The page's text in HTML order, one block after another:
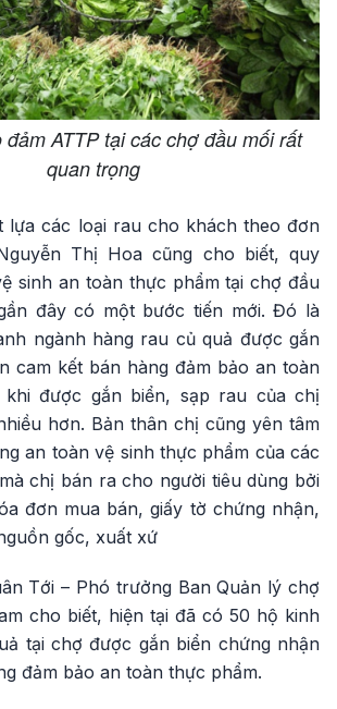
đảm ATTP tại các chợ đầu mối rất
quan trọng
lựa các loại rau cho khách theo đơn
Thị Hoa cũng cho biết, quy
sinh an toàn thực phẩm tại chợ đầu
đây có một bước tiến mới. Đó là
ngành hàng rau củ quả được gắn
cam kết bán hàng đảm bảo an toàn
được gắn biển, sạp rau của chị
hơn. Bản thân chị cũng yên tâm
an toàn vệ sinh thực phẩm của các
chị bán ra cho người tiêu dùng bởi
đơn mua bán, giấy tờ chứng nhận,
gốc, xuất xứ
Tới – Phó trưởng Ban Quản lý chợ
cho biết, hiện tại đã có 50 hộ kinh
tại chợ được gắn biển chứng nhận
đảm bảo an toàn thực phẩm.